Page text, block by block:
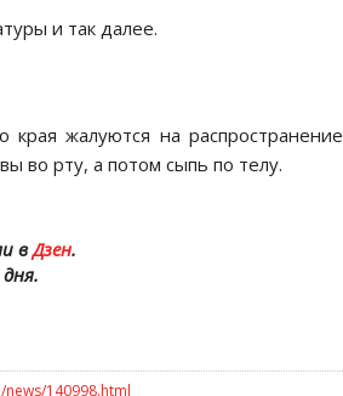
и так далее.
края жалуются на распространение
во рту, а потом сыпь по телу.
вДзен.
140998.html